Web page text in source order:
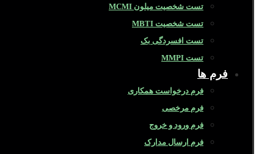
تست شخصیت میلون MCMI
تست شخصیت MBTI
تست افسردگی بک
تست MMPI
فرم ها
فرم درخواست همکاری
فرم مرخصی
فرم ورود و خروج
فرم ارسال مدارک